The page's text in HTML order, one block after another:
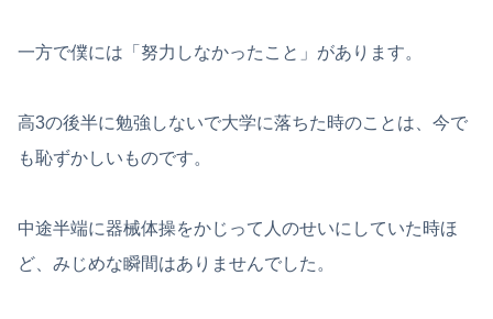
一方で僕には「努力しなかったこと」があります。
高3の後半に勉強しないで大学に落ちた時のことは、今で
も恥ずかしいものです。
中途半端に器械体操をかじって人のせいにしていた時ほ
ど、みじめな瞬間はありませんでした。